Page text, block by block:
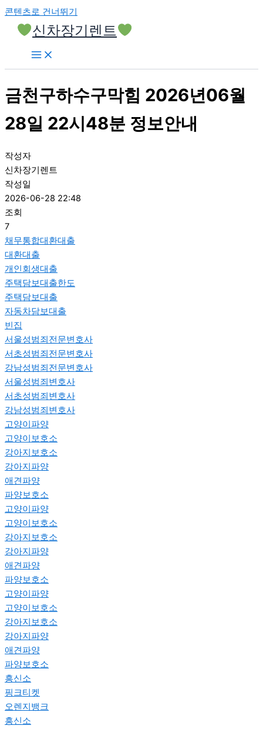
콘텐츠로 건너뛰기
신차장기렌트
금천구하수구막힘 2026년06월
28일 22시48분 정보안내
작성자
신차장기렌트
작성일
2026-06-28 22:48
조회
7
채무통합대환대출
대환대출
개인회생대출
주택담보대출한도
주택담보대출
자동차담보대출
빈집
서울성범죄전문변호사
서초성범죄전문변호사
강남성범죄전문변호사
서울성범죄변호사
서초성범죄변호사
강남성범죄변호사
고양이파양
고양이보호소
강아지보호소
강아지파양
애견파양
파양보호소
고양이파양
고양이보호소
강아지보호소
강아지파양
애견파양
파양보호소
고양이파양
고양이보호소
강아지보호소
강아지파양
애견파양
파양보호소
흥신소
핑크티켓
오렌지뱅크
흥신소